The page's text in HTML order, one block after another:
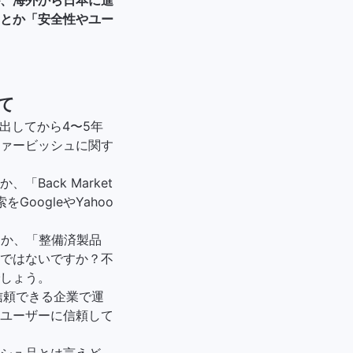
か「安全性やユー
してから4〜5年
ービッシュに関す
、「Back Market
をGoogleやYahoo
、「整備済製品
はないですか？不
ょう。
できる企業で運
ーザーに信頼して